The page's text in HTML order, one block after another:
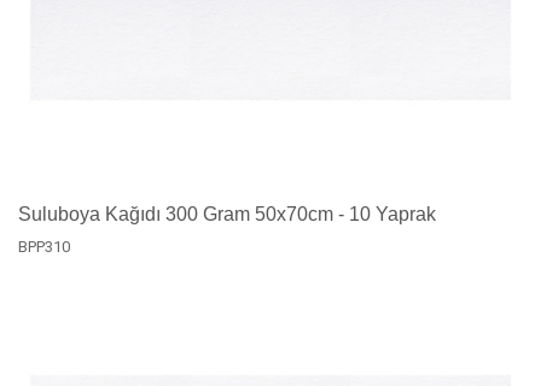
Suluboya Kağıdı 300 Gram 50x70cm - 10 Yaprak
BPP310